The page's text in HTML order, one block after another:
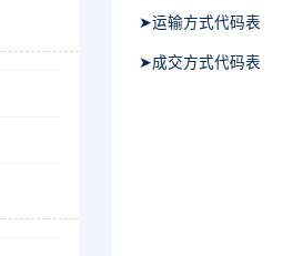
➤运输方式代码表
➤成交方式代码表